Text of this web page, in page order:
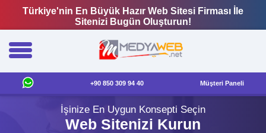
Türkiye'nin En Büyük Hazır Web Sitesi Firması İle
Sitenizi Bugün Oluşturun!
+90 850 309 94 40 Müşteri Paneli
İşinize En Uygun Konsepti Seçin
Web Sitenizi Kurun